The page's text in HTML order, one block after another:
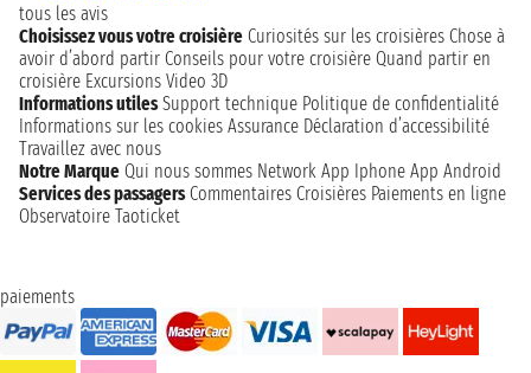
tous les avis
Choisissez vous votre croisière Curiosités sur les croisières Chose à
avoir d’abord partir Conseils pour votre croisière Quand partir en
croisière Excursions Video 3D
Informations utiles Support technique Politique de confidentialité
Informations sur les cookies Assurance Déclaration d’accessibilité
Travaillez avec nous
Notre Marque Qui nous sommes Network App Iphone App Android
Services des passagers Commentaires Croisières Paiements en ligne
Observatoire Taoticket
paiements